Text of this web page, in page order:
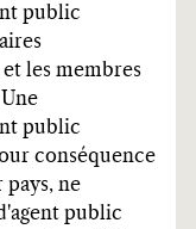
public
les membres
public
conséquence
pays, ne
public